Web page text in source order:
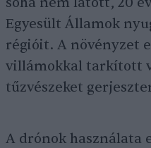
Egyesült Államok
régióit. A növényzet
villámokkal tarkított
tűzvészeket
A drónok használata